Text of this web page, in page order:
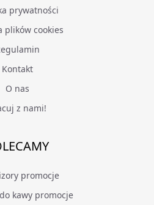
prywatności
plików cookies
Kontakt
O nas
z nami!
promocje
kawy promocje